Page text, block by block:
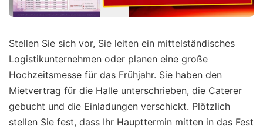
Stellen Sie sich vor, Sie leiten ein mittelständisches
Logistikunternehmen oder planen eine große
Hochzeitsmesse für das Frühjahr. Sie haben den
Mietvertrag für die Halle unterschrieben, die Caterer
gebucht und die Einladungen verschickt. Plötzlich
stellen Sie fest, dass Ihr Haupttermin mitten in das Fest